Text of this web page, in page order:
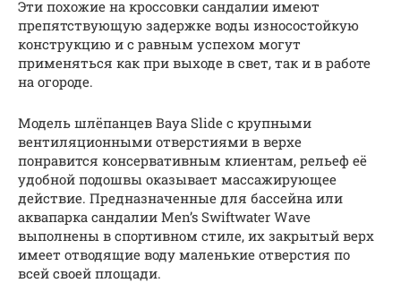
Эти похожие на кроссовки сандалии имеют
препятствующую задержке воды износостойкую
конструкцию и с равным успехом могут
применяться как при выходе в свет, так и в работе
на огороде.
Модель шлёпанцев Baya Slide с крупными
вентиляционными отверстиями в верхе
понравится консервативным клиентам, рельеф её
удобной подошвы оказывает массажирующее
действие. Предназначенные для бассейна или
аквапарка сандалии Men’s Swiftwater Wave
выполнены в спортивном стиле, их закрытый верх
имеет отводящие воду маленькие отверстия по
всей своей площади.